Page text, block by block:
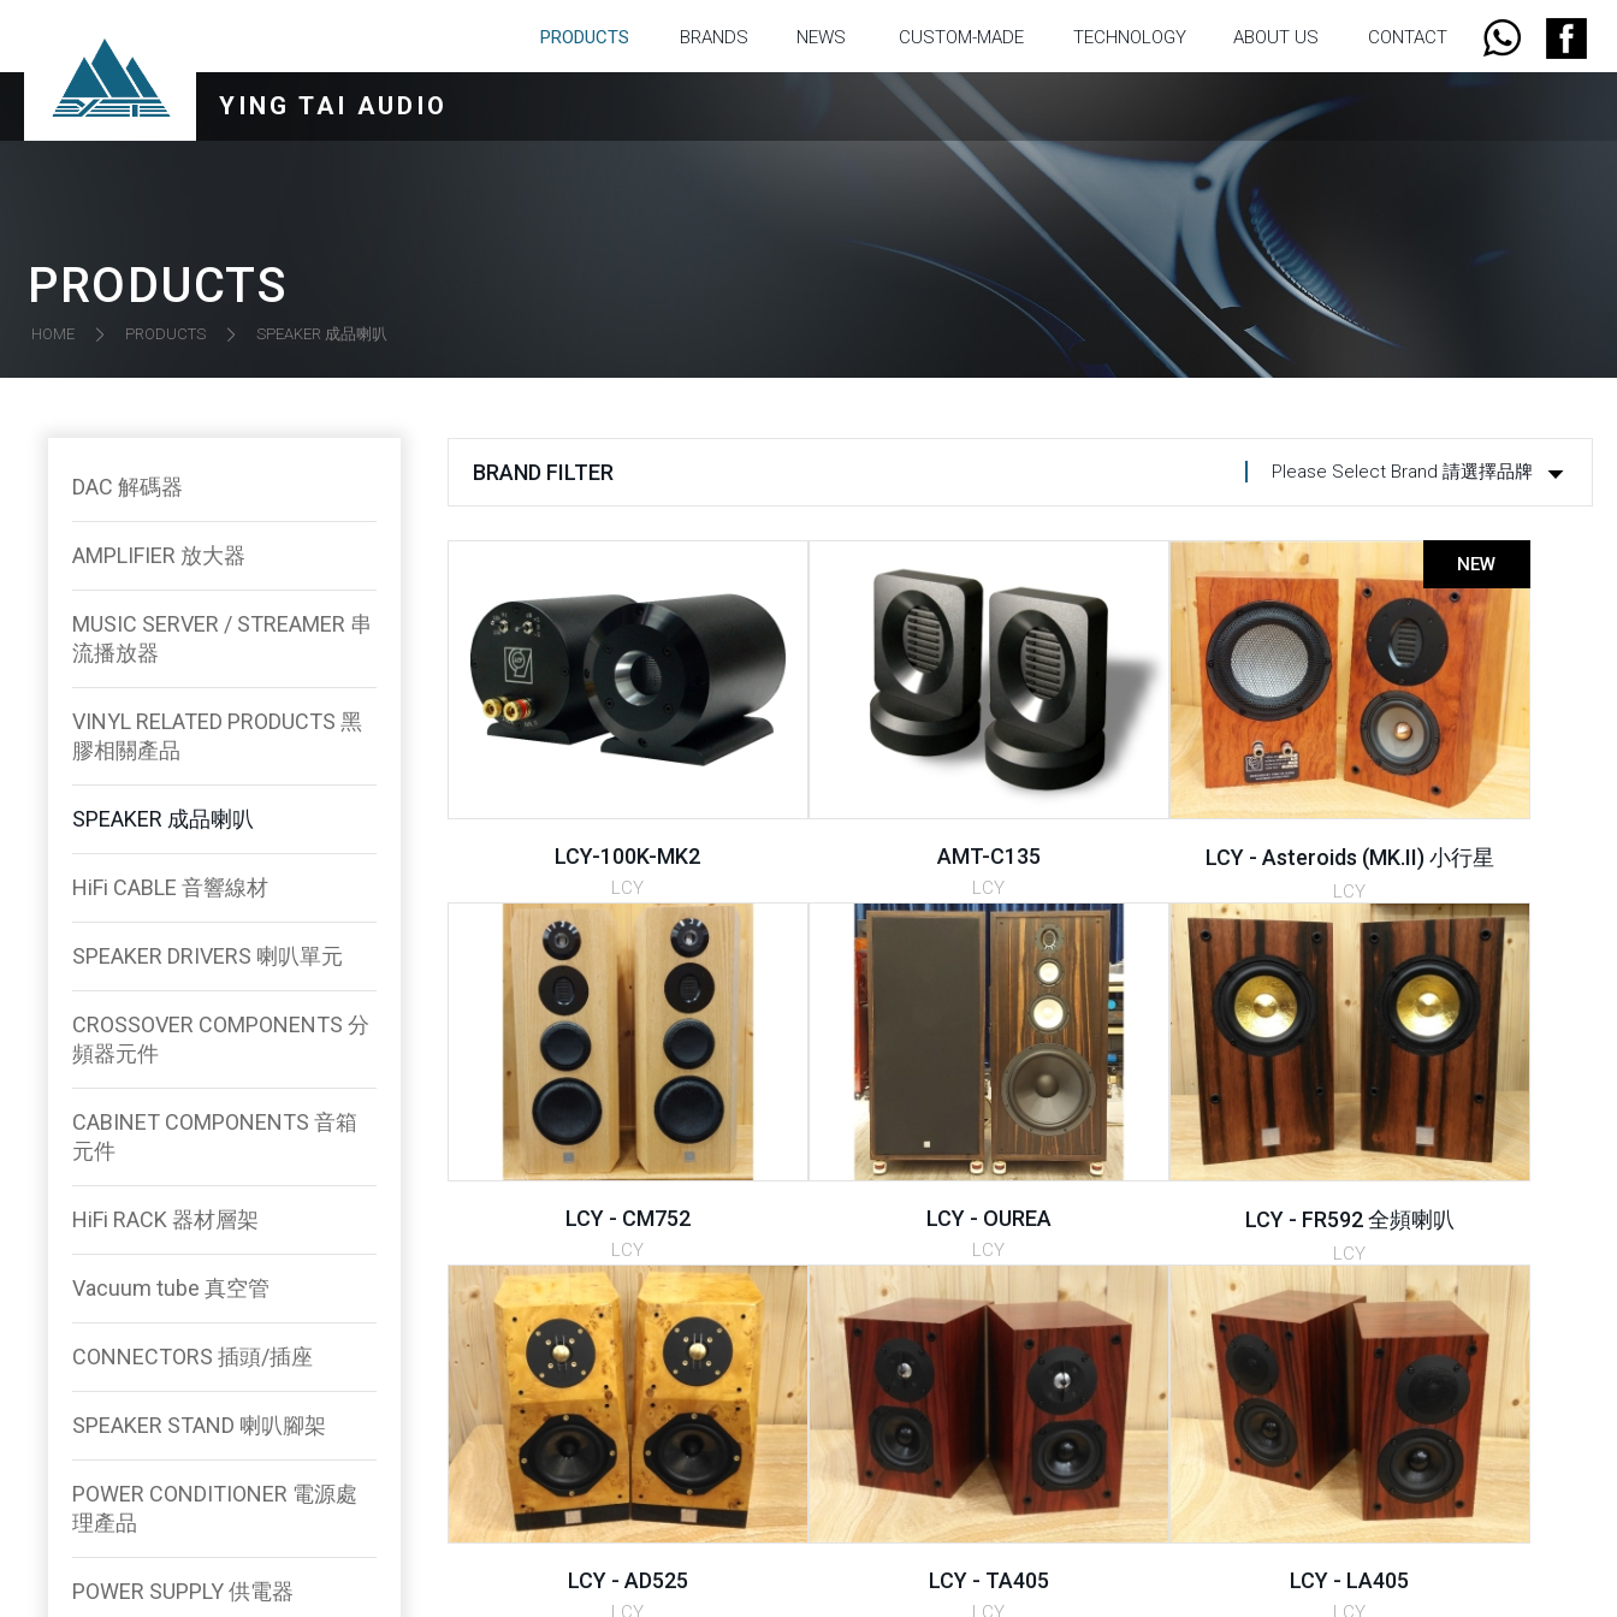
PRODUCTS BRANDS NEWS CUSTOM-MADE TECHNOLOGY ABOUT US CONTACT
YING TAI AUDIO
PRODUCTS
HOME PRODUCTS SPEAKER 成品喇叭
DAC 解碼器
AMPLIFIER 放大器
MUSIC SERVER / STREAMER 串
流播放器
VINYL RELATED PRODUCTS 黑
膠相關產品
SPEAKER 成品喇叭
HiFi CABLE 音響線材
SPEAKER DRIVERS 喇叭單元
CROSSOVER COMPONENTS 分
頻器元件
CABINET COMPONENTS 音箱
元件
HiFi RACK 器材層架
Vacuum tube 真空管
CONNECTORS 插頭/插座
SPEAKER STAND 喇叭腳架
POWER CONDITIONER 電源處
理產品
POWER SUPPLY 供電器
BRAND FILTER Please Select Brand 請選擇品牌
LCY-100K-MK2
LCY
AMT-C135
LCY
NEW
LCY - Asteroids (MK.II) 小行星
LCY
LCY - CM752
LCY
LCY - OUREA
LCY
LCY - FR592 全頻喇叭
LCY
LCY - AD525
LCY
LCY - TA405
LCY
LCY - LA405
LCY